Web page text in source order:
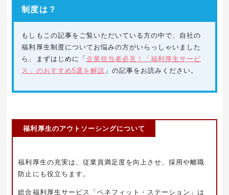
制度は？
もしもこの記事をご覧いただいている方の中で、自社の
福利厚生制度についてお悩みの方がいらっしゃいました
ら、まずはじめに「企業担当者必見！「福利厚生サービ
ス」のおすすめ5選を解説 」の記事をお読みください。
福利厚生のアウトソーシングについて
福利厚生の充実は、従業員満足度を向上させ、採用や離職
防止にも役立ちます。
総合福利厚生サービス「ベネフィット・ステーション」は